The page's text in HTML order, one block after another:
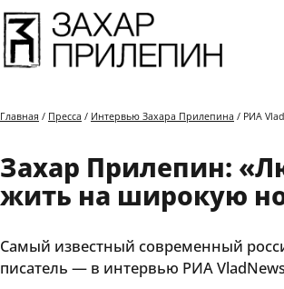
Главная / Пресса / Интервью Захара Прилепина / РИА
Захар Прилепин:
жить на широкую
Самый известный современный
писатель — в интервью РИА